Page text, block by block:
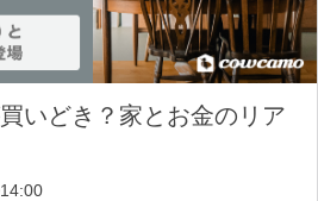
いどき？家とお金のリア